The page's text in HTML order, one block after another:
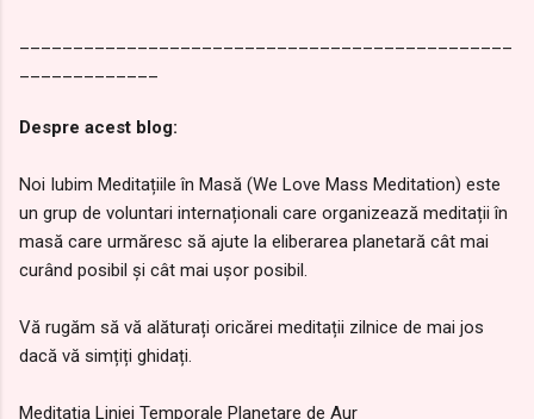
Despre acest blog:
Noi Iubim Meditațiile în Masă (We Love Mass Meditation) este
un grup de voluntari internaționali care organizează meditații în
masă care urmăresc să ajute la eliberarea planetară cât mai
curând posibil și cât mai ușor posibil.
Vă rugăm să vă alăturați oricărei meditații zilnice de mai jos
dacă vă simțiți ghidați.
Meditația Liniei Temporale Planetare de Aur